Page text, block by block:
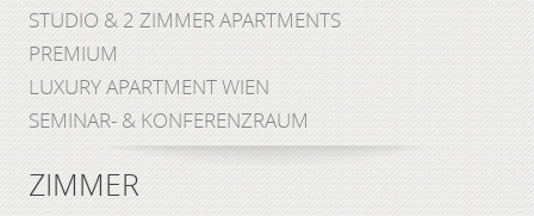
STUDIO & 2 ZIMMER APARTMENTS
PREMIUM
LUXURY APARTMENT WIEN
SEMINAR- & KONFERENZRAUM
ZIMMER